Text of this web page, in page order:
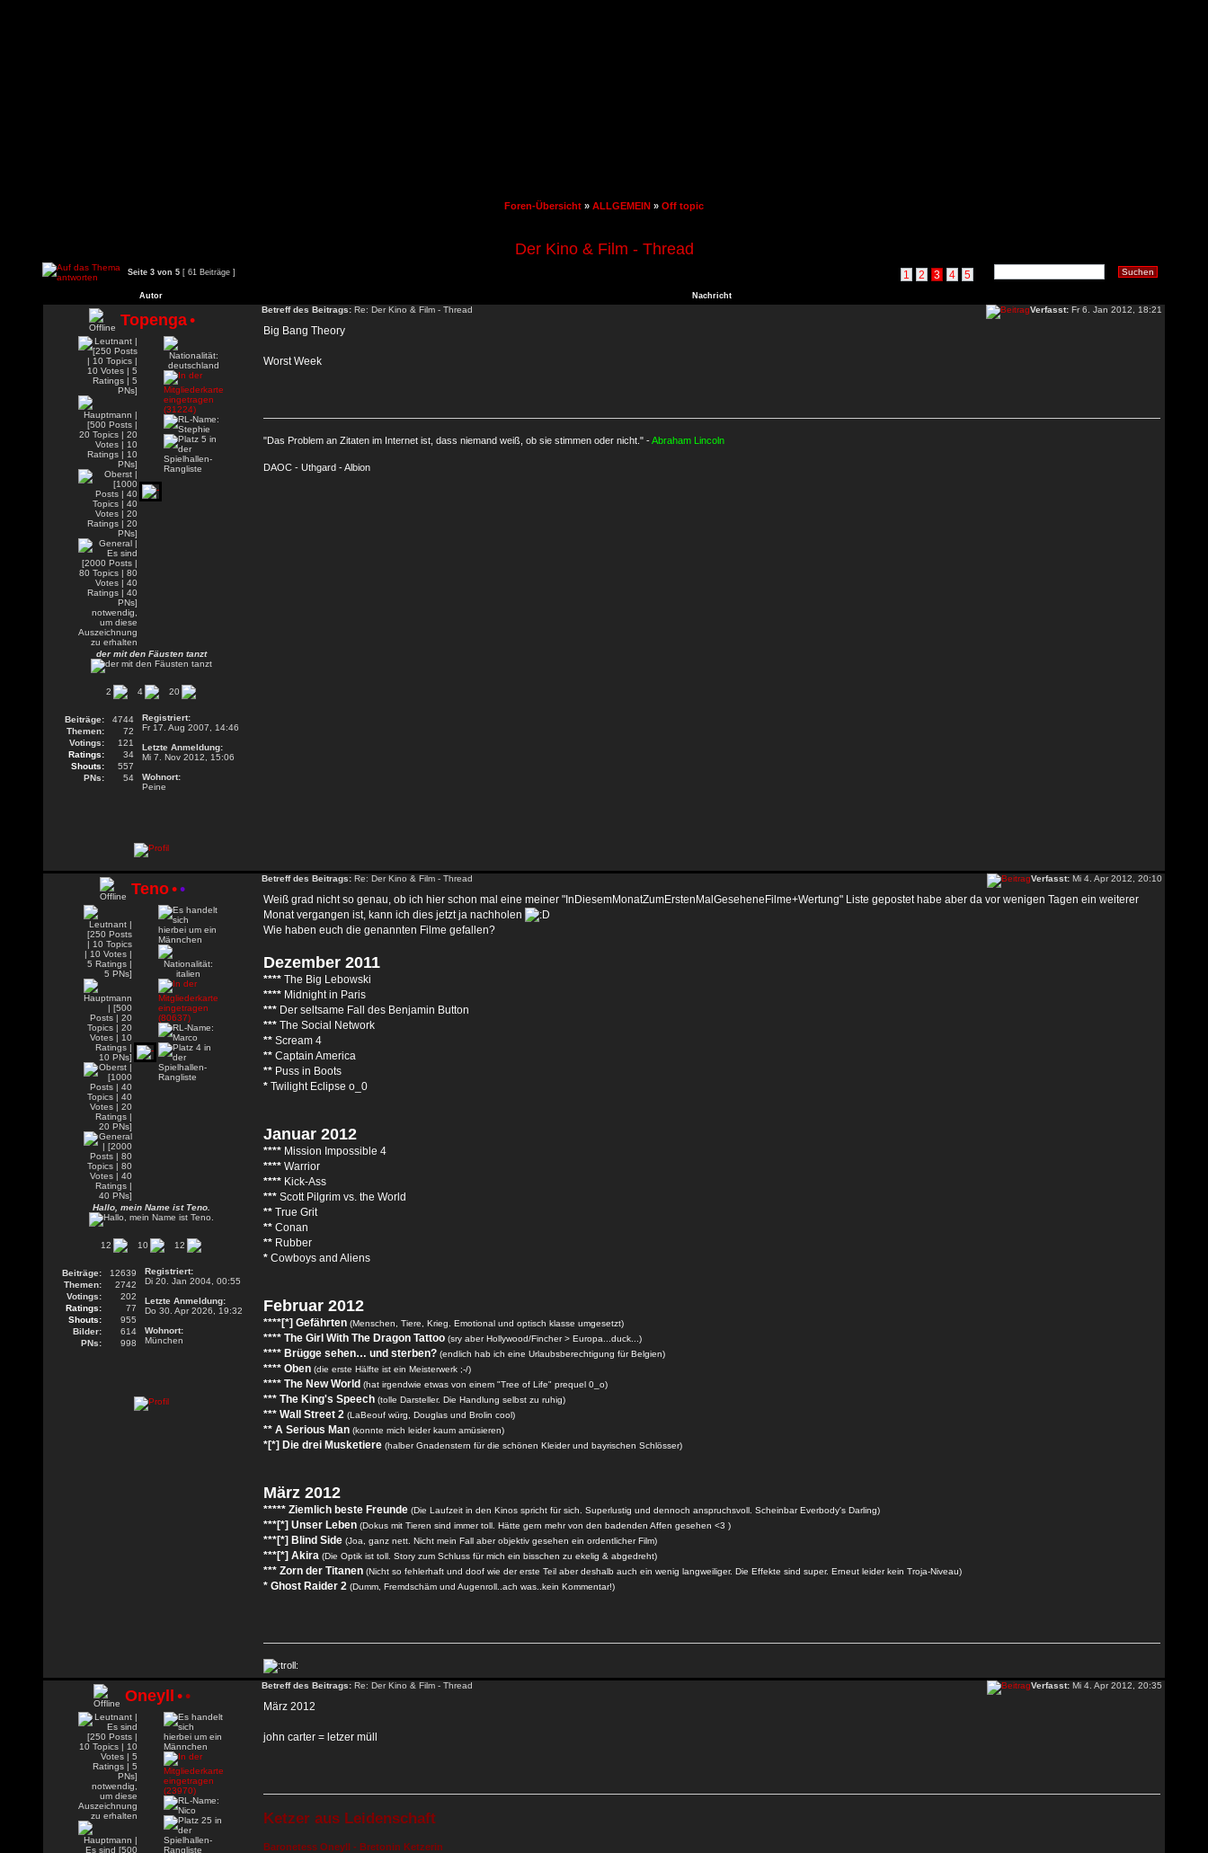
Foren-Übersicht » ALLGEMEIN » Off topic
Der Kino & Film - Thread
Seite 3 von 5 [ 61 Beiträge ] 1 2 3 4 5
Autor Nachricht
Topenga•
der mit den Fäusten tanzt
2 4 20
Beiträge:
4744
Themen:
72
Votings:
121
Ratings:
34
Shouts:
557
PNs:
54
Registriert:
Fr 17. Aug 2007, 14:46
Letzte Anmeldung:
Mi 7. Nov 2012, 15:06
Wohnort:
Peine
Betreff des Beitrags: Re: Der Kino & Film - Thread Verfasst: Fr 6. Jan 2012, 18:21
Big Bang Theory
Worst Week
"Das Problem an Zitaten im Internet ist, dass niemand weiß, ob sie stimmen oder nicht." -Abraham Lincoln
DAOC - Uthgard - Albion
Teno••
Hallo, mein Name ist Teno.
12 10 12
Beiträge:
12639
Themen:
2742
Votings:
202
Ratings:
77
Shouts:
955
Bilder:
614
PNs:
998
Registriert:
Di 20. Jan 2004, 00:55
Letzte Anmeldung:
Do 30. Apr 2026, 19:32
Wohnort:
München
Betreff des Beitrags: Re: Der Kino & Film - Thread Verfasst: Mi 4. Apr 2012, 20:10
Weiß grad nicht so genau, ob ich hier schon mal eine meiner "InDiesemMonatZumErstenMalGeseheneFilme+Wertung" Liste gepostet habe aber da vor wenigen Tagen ein weiterer
Monat vergangen ist, kann ich dies jetzt ja nachholen
Wie haben euch die genannten Filme gefallen?
Dezember 2011
**** The Big Lebowski
**** Midnight in Paris
*** Der seltsame Fall des Benjamin Button
*** The Social Network
** Scream 4
** Captain America
** Puss in Boots
* Twilight Eclipse o_0
Januar 2012
**** Mission Impossible 4
**** Warrior
**** Kick-Ass
*** Scott Pilgrim vs. the World
** True Grit
** Conan
** Rubber
* Cowboys and Aliens
Februar 2012
****[*] Gefährten (Menschen, Tiere, Krieg. Emotional und optisch klasse umgesetzt)
**** The Girl With The Dragon Tattoo (sry aber Hollywood/Fincher > Europa...duck...)
**** Brügge sehen… und sterben? (endlich hab ich eine Urlaubsberechtigung für Belgien)
**** Oben (die erste Hälfte ist ein Meisterwerk ;-/)
**** The New World (hat irgendwie etwas von einem "Tree of Life" prequel 0_o)
*** The King's Speech (tolle Darsteller. Die Handlung selbst zu ruhig)
*** Wall Street 2 (LaBeouf würg, Douglas und Brolin cool)
** A Serious Man (konnte mich leider kaum amüsieren)
*[*] Die drei Musketiere (halber Gnadenstern für die schönen Kleider und bayrischen Schlösser)
März 2012
***** Ziemlich beste Freunde (Die Laufzeit in den Kinos spricht für sich. Superlustig und dennoch anspruchsvoll. Scheinbar Everbody's Darling)
***[*] Unser Leben (Dokus mit Tieren sind immer toll. Hätte gern mehr von den badenden Affen gesehen <3 )
***[*] Blind Side (Joa, ganz nett. Nicht mein Fall aber objektiv gesehen ein ordentlicher Film)
***[*] Akira (Die Optik ist toll. Story zum Schluss für mich ein bisschen zu ekelig & abgedreht)
*** Zorn der Titanen (Nicht so fehlerhaft und doof wie der erste Teil aber deshalb auch ein wenig langweiliger. Die Effekte sind super. Erneut leider kein Troja-Niveau)
* Ghost Raider 2 (Dumm, Fremdschäm und Augenroll..ach was..kein Kommentar!)
Oneyll ••
Betreff des Beitrags: Re: Der Kino & Film - Thread Verfasst: Mi 4. Apr 2012, 20:35
März 2012
john carter = letzer müll
Ketzer aus Leidenschaft
Baronetess Oneyll - Bretonin Ketzerin